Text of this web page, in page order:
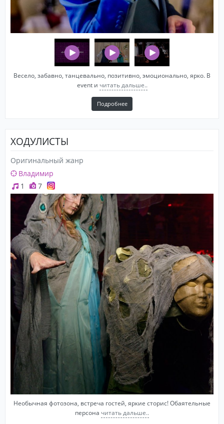
Весело, забавно, танцевально, позитивно, эмоционально, ярко. В
event и читать дальше..
Подробнее
ХОДУЛИСТЫ
Оригинальный жанр
Владимир
1
7
Необычная фотозона, встреча гостей, яркие сторис! Обаятельные
персона читать дальше..